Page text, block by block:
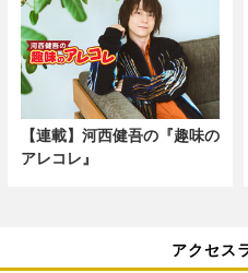
【連載】河西健吾の『趣味の
アレコレ』
アクセス